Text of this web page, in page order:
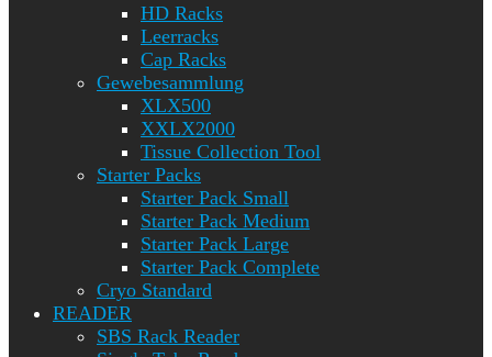
HD Racks
Leerracks
Cap Racks
Gewebesammlung
XLX500
XXLX2000
Tissue Collection Tool
Starter Packs
Starter Pack Small
Starter Pack Medium
Starter Pack Large
Starter Pack Complete
Cryo Standard
READER
SBS Rack Reader